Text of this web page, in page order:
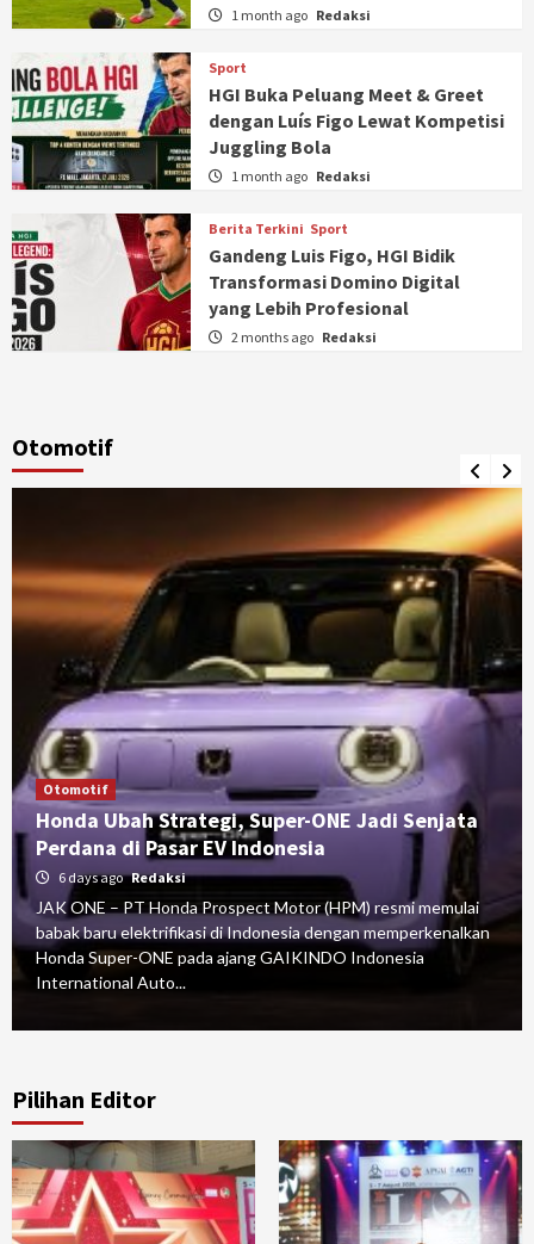
1 month ago Redaksi
Sport
HGI Buka Peluang Meet & Greet
dengan Luís Figo Lewat Kompetisi
Juggling Bola
1 month ago Redaksi
Berita Terkini Sport
Gandeng Luis Figo, HGI Bidik
Transformasi Domino Digital
yang Lebih Profesional
2 months ago Redaksi
Otomotif
Otomotif
Honda Ubah Strategi, Super-ONE Jadi Senjata
Perdana di Pasar EV Indonesia
6 days ago Redaksi
JAK ONE – PT Honda Prospect Motor (HPM) resmi memulai
babak baru elektrifikasi di Indonesia dengan memperkenalkan
Honda Super-ONE pada ajang GAIKINDO Indonesia
International Auto...
Pilihan Editor